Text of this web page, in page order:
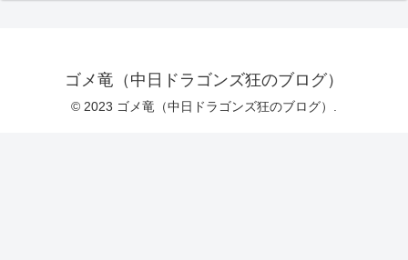
ゴメ竜（中日ドラゴンズ狂のブログ）
© 2023 ゴメ竜（中日ドラゴンズ狂のブログ）.